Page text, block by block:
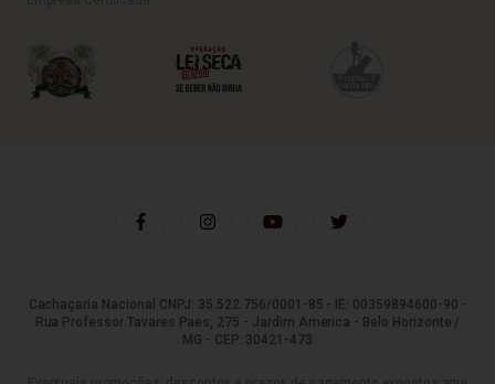
Cachaçaria Nacional CNPJ: 35.522.756/0001-85 - IE: 00359894600-90 -
Rua Professor Tavares Paes, 275 - Jardim America - Belo Horizonte /
MG - CEP: 30421-473